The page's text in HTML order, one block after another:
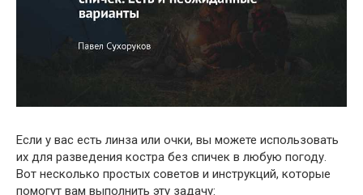
Если у вас есть линза или очки, вы можете использовать
их для разведения костра без спичек в любую погоду.
Вот несколько простых советов и инструкций, которые
помогут вам выполнить эту задачу: